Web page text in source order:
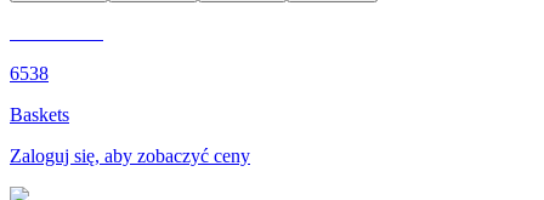
6538
Baskets
Zaloguj się, aby zobaczyć ceny